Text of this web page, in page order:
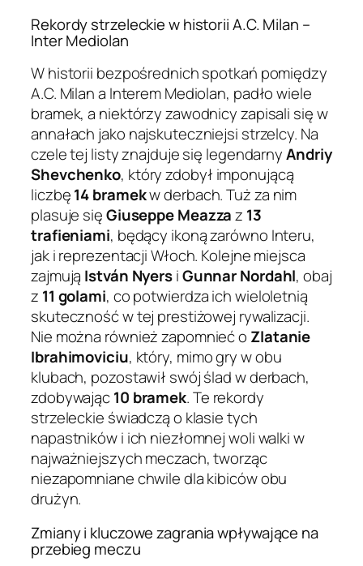
Rekordy strzeleckie w historii A.C. Milan –
Inter Mediolan
W historii bezpośrednich spotkań pomiędzy
A.C. Milan a Interem Mediolan, padło wiele
bramek, a niektórzy zawodnicy zapisali się w
annałach jako najskuteczniejsi strzelcy. Na
czele tej listy znajduje się legendarnyAndriy
Shevchenko, który zdobył imponującą
liczbę14 bramekw derbach. Tuż za nim
plasuje sięGiuseppe Meazzaz 13
trafieniami, będący ikoną zarówno Interu,
jak i reprezentacji Włoch. Kolejne miejsca
zajmują István NyersiGunnar Nordahl, obaj
z 11 golami, co potwierdza ich wieloletnią
skuteczność w tej prestiżowej rywalizacji.
Nie można również zapomnieć o Zlatanie
Ibrahimoviciu, który, mimo gry w obu
klubach, pozostawił swój ślad w derbach,
zdobywając10 bramek. Te rekordy
strzeleckie świadczą o klasie tych
napastników i ich niezłomnej woli walki w
najważniejszych meczach, tworząc
niezapomniane chwile dla kibiców obu
drużyn.
Zmiany i kluczowe zagrania wpływające na
przebieg meczu